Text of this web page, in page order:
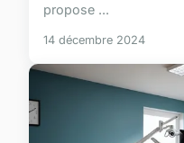
propose ...
14 décembre 2024